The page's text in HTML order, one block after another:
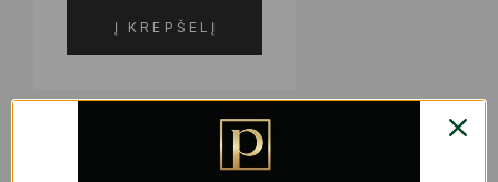
Į KREPŠELĮ